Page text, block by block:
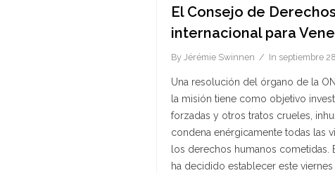
El Consejo de
internacional para
By Jérémie Swinnen In septiembre
Una resolución del órgano de la
la misión tiene como objetivo
forzadas y otros tratos crueles,
condena enérgicamente todas las
los derechos humanos cometidas.
ha decidido establecer este viernes